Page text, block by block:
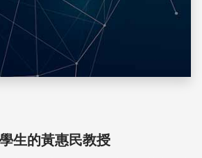
生的黃惠民教授